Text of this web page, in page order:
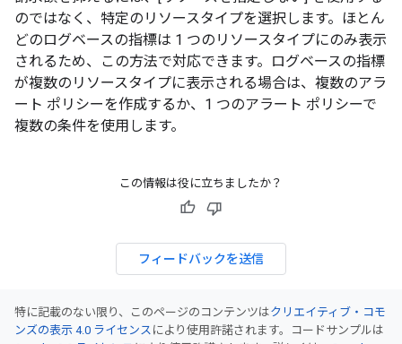
のではなく、特定のリソースタイプを選択します。ほとん
どのログベースの指標は 1 つのリソースタイプにのみ表示
されるため、この方法で対応できます。ログベースの指標
が複数のリソースタイプに表示される場合は、複数のアラ
ート ポリシーを作成するか、1 つのアラート ポリシーで
複数の条件を使用します。
この情報は役に立ちましたか？
フィードバックを送信
特に記載のない限り、このページのコンテンツはクリエイティブ・コモ
ンズの表示 4.0 ライセンス により使用許諾されます。コードサンプルは